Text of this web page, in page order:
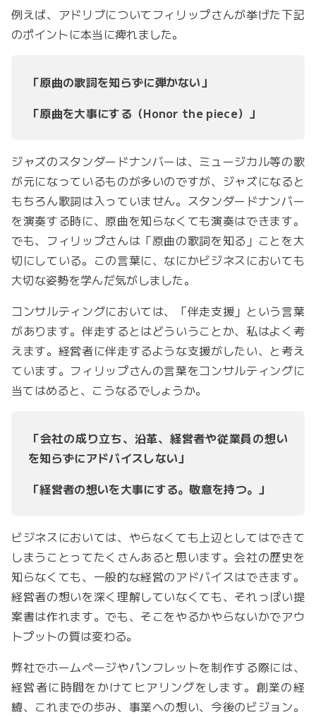
例えば、アドリブについてフィリップさんが挙げた下記
のポイントに本当に痺れました。
「原曲の歌詞を知らずに弾かない」
「原曲を大事にする（Honor the piece）」
ジャズのスタンダードナンバーは、ミュージカル等の歌
が元になっているものが多いのですが、ジャズになると
もちろん歌詞は入っていません。スタンダードナンバー
を演奏する時に、原曲を知らなくても演奏はできます。
でも、フィリップさんは「原曲の歌詞を知る」ことを大
切にしている。この言葉に、なにかビジネスにおいても
大切な姿勢を学んだ気がしました。
コンサルティングにおいては、「伴走支援」という言葉
があります。伴走するとはどういうことか、私はよく考
えます。経営者に伴走するような支援がしたい、と考え
ています。フィリップさんの言葉をコンサルティングに
当てはめると、こうなるでしょうか。
「会社の成り立ち、沿革、経営者や従業員の想い
を知らずにアドバイスしない」
「経営者の想いを大事にする。敬意を持つ。」
ビジネスにおいては、やらなくても上辺としてはできて
しまうことってたくさんあると思います。会社の歴史を
知らなくても、一般的な経営のアドバイスはできます。
経営者の想いを深く理解していなくても、それっぽい提
案書は作れます。でも、そこをやるかやらないかでアウ
トプットの質は変わる。
弊社でホームページやパンフレットを制作する際には、
経営者に時間をかけてヒアリングをします。創業の経
緯、これまでの歩み、事業への想い、今後のビジョン。